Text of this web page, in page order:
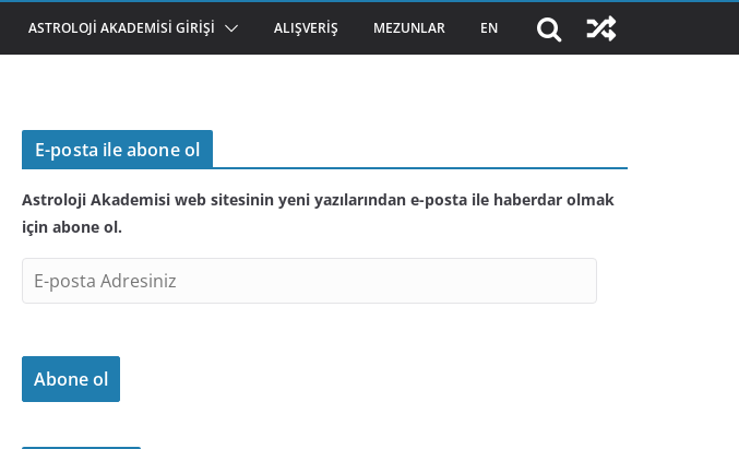
ASTROLOJI AKADEMISI GIRIŞI ALIŞVERIŞ MEZUNLAR EN
E-posta ile abone ol
Astroloji Akademisi web sitesinin yeni yazılarından e-posta ile haberdar olmak
için abone ol.
-
o
t
Abone ol